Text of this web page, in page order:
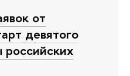
от
девятого